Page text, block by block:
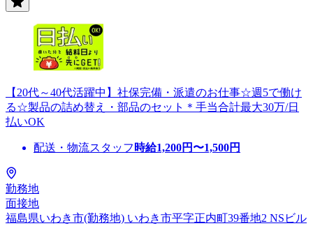
【20代～40代活躍中】社保完備・派遣のお仕事☆週5で働け
る☆製品の詰め替え・部品のセット＊手当合計最大30万/日
払いOK
配送・物流スタッフ 時給1,200円〜1,500円
勤務地
面接地
福島県いわき市(勤務地) いわき市平字正内町39番地2 NSビル